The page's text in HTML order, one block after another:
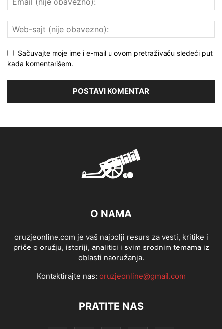
Sačuvajte moje ime i e-mail u ovom pretraživaču sledeći put
kada komentarišem.
O NAMA
oruzjeonline.com je vaš najbolji resurs za vesti, kritike i
priče o oružju, istoriji, analitici i svim srodnim temama iz
oblasti naoružanja.
Kontaktirajte nas: oruzjeonline@gmail.com
PRATITE NAS